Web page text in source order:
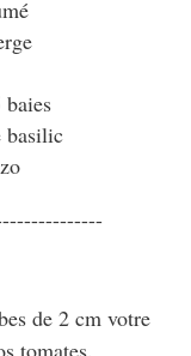
basilic
de 2 cm votre
tomates.